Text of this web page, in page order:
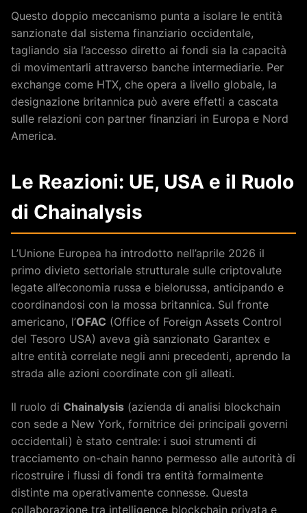
Questo doppio meccanismo punta a isolare le entità
sanzionate dal sistema finanziario occidentale,
tagliando sia l’accesso diretto ai fondi sia la capacità
di movimentarli attraverso banche intermediarie. Per
exchange come HTX, che opera a livello globale, la
designazione britannica può avere effetti a cascata
sulle relazioni con partner finanziari in Europa e Nord
America.
Le Reazioni: UE, USA e il Ruolo
di Chainalysis
L’Unione Europea ha introdotto nell’aprile 2026 il
primo divieto settoriale strutturale sulle criptovalute
legate all’economia russa e bielorussa, anticipando e
coordinandosi con la mossa britannica. Sul fronte
americano, l’OFAC (Office of Foreign Assets Control
del Tesoro USA) aveva già sanzionato Garantex e
altre entità correlate negli anni precedenti, aprendo la
strada alle azioni coordinate con gli alleati.
Il ruolo di Chainalysis (azienda di analisi blockchain
con sede a New York, fornitrice dei principali governi
occidentali) è stato centrale: i suoi strumenti di
tracciamento on-chain hanno permesso alle autorità di
ricostruire i flussi di fondi tra entità formalmente
distinte ma operativamente connesse. Questa
collaborazione tra intelligence blockchain privata e